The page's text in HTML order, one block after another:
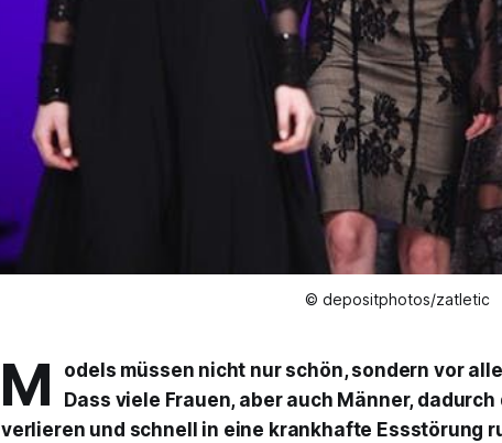
© depositphotos/zatletic
M
odels müssen nicht nur schön, sondern vor
Dass viele Frauen, aber auch Männer,
verlieren und schnell in eine krankhafte Essstörung